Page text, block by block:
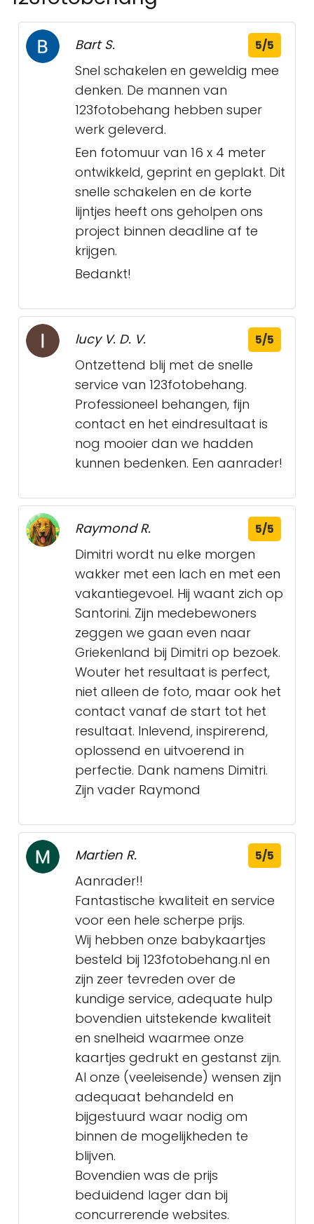
Bart S. 5/5
Snel schakelen en geweldig mee
denken. De mannen van
123fotobehang hebben super
werk geleverd.
Een fotomuur van 16 x 4 meter
ontwikkeld, geprint en geplakt. Dit
snelle schakelen en de korte
lijntjes heeft ons geholpen ons
project binnen deadline af te
krijgen.
Bedankt!
lucy V. D. V. 5/5
Ontzettend blij met de snelle
service van 123fotobehang.
Professioneel behangen, fijn
contact en het eindresultaat is
nog mooier dan we hadden
kunnen bedenken. Een aanrader!
Raymond R. 5/5
Dimitri wordt nu elke morgen
wakker met een lach en met een
vakantiegevoel. Hij waant zich op
Santorini. Zijn medebewoners
zeggen we gaan even naar
Griekenland bij Dimitri op bezoek.
Wouter het resultaat is perfect,
niet alleen de foto, maar ook het
contact vanaf de start tot het
resultaat. Inlevend, inspirerend,
oplossend en uitvoerend in
perfectie. Dank namens Dimitri.
Zijn vader Raymond
Martien R. 5/5
Aanrader!!
Fantastische kwaliteit en service
voor een hele scherpe prijs.
Wij hebben onze babykaartjes
besteld bij 123fotobehang.nl en
zijn zeer tevreden over de
kundige service, adequate hulp
bovendien uitstekende kwaliteit
en snelheid waarmee onze
kaartjes gedrukt en gestanst zijn.
Al onze (veeleisende) wensen zijn
adequaat behandeld en
bijgestuurd waar nodig om
binnen de mogelijkheden te
blijven.
Bovendien was de prijs
beduidend lager dan bij
concurrerende websites.